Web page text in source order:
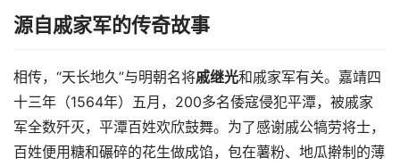
源自戚家军的传奇故事
相传，“天长地久”与明朝名将戚继光和戚家军有关。嘉靖四
十三年（1564年）五月，200多名倭寇侵犯平潭，被戚家
军全数歼灭，平潭百姓欢欣鼓舞。为了感谢戚公犒劳将士，
百姓便用糖和碾碎的花生做成馅，包在薯粉、地瓜擀制的薄